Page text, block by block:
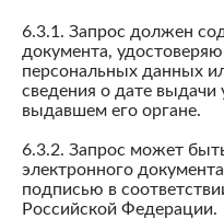
6.3.1. Запрос должен
документа,
персональных данных
сведения о дате выдачи
выдавшем его органе.
6.3.2. Запрос может
электронного
подписью в
Российской Федерации.